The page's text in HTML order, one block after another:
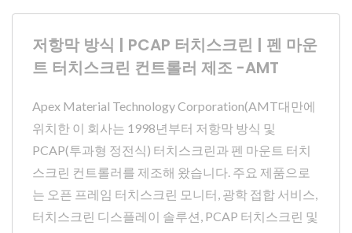
저항막 방식 | PCAP 터치스크린 | 펜 마운
트 터치스크린 컨트롤러 제조 -AMT
Apex Material Technology Corporation(AMT대만에
위치한 이 회사는 1998년부터 저항막 방식 및
PCAP(투과형 정전식) 터치스크린과 펜 마운트 터치
스크린 컨트롤러를 제조해 왔습니다. 주요 제품으로
는 오픈 프레임 터치스크린 모니터, 광학 접합 서비스,
터치스크린 디스플레이 솔루션, PCAP 터치스크린 및